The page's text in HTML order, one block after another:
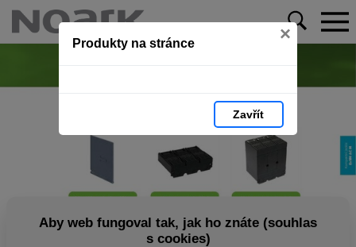
Produkty na stránce ×
Zavřít
Aby web fungoval tak, jak ho znáte (souhlas
s cookies)